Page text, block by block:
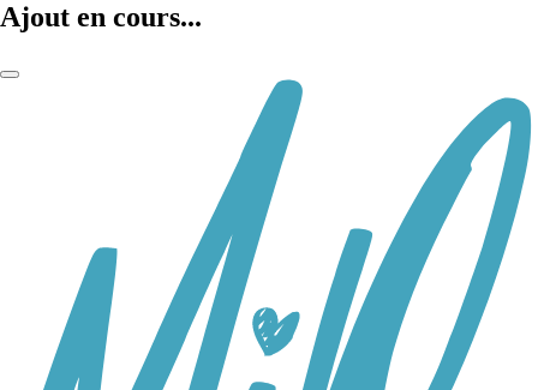
Ajout en cours...